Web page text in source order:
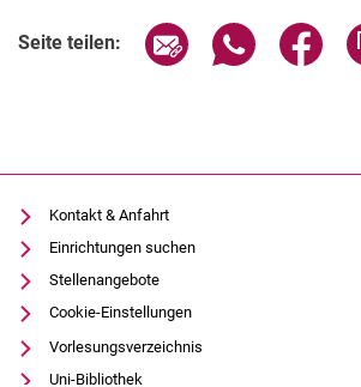
Seite teilen: Seite über E-Mail
Seite über
Kontakt & Anfahrt
Einrichtungen suchen
Stellenangebote
Cookie-Einstellungen
Vorlesungsverzeichnis
Uni-Bibliothek